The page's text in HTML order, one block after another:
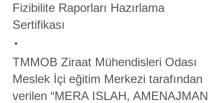
Fizibilite Raporları Hazırlama
Sertifikası
TMMOB Ziraat Mühendisleri Odası
Meslek İçi eğitim Merkezi tarafından
verilen “MERA ISLAH, AMENAJMAN